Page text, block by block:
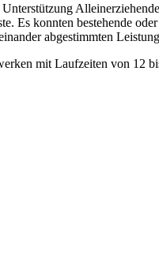
Es konnten bestehende
abgestimmten
mit Laufzeiten von 12